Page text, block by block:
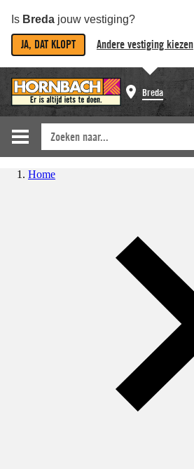
Is Breda jouw vestiging?
JA, DAT KLOPT Andere vestiging kiezen
Breda
Home